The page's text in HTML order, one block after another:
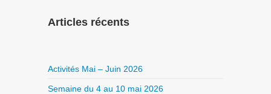
Articles récents
Activités Mai – Juin 2026
Semaine du 4 au 10 mai 2026